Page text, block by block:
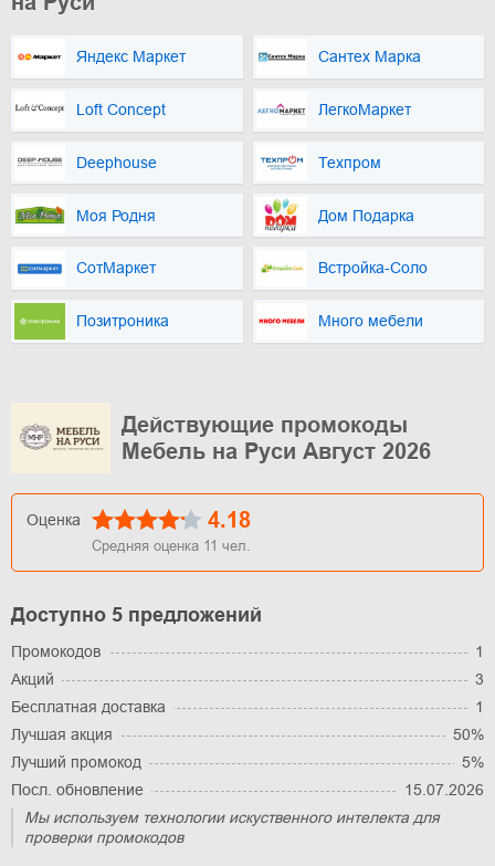
Яндекс Маркет Сантех Марка
Loft Concept ЛегкоМаркет
Deephouse Техпром
Моя Родня Дом Подарка
СотМаркет Встройка-Соло
Позитроника Много мебели
Действующие промокоды
Мебель на Руси Август 2026
Оценка 4.18
Средняя оценка 11 чел.
Доступно 5 предложений
Промокодов
1
Акций
3
Бесплатная доставка
1
Лучшая акция
50%
Лучший промокод
5%
Посл. обновление
15.07.2026
Мы используем технологии искуственного интелекта для
проверки промокодов